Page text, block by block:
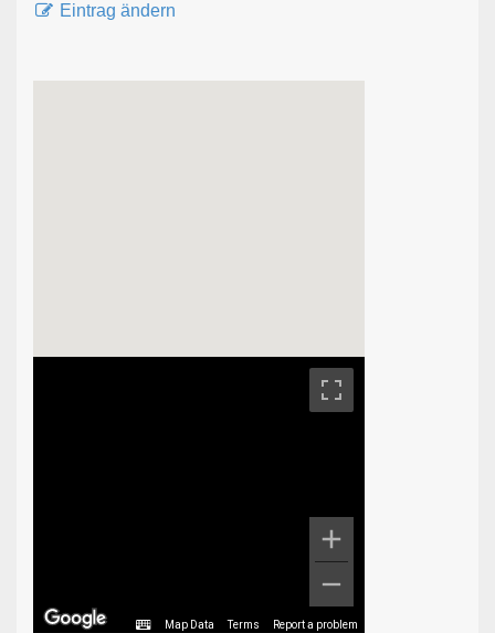
Eintrag ändern
Map Data Terms Report a problem